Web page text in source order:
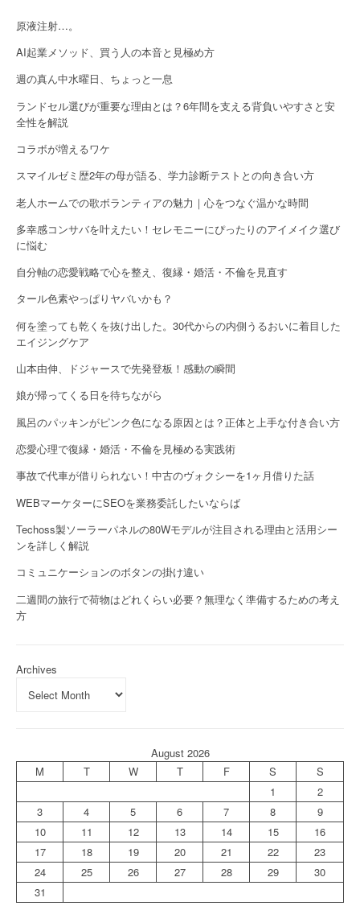
i
g
a
t
i
o
n
原液注射…。
AI起業メソッド、買う人の本音と見極め方
週の真ん中水曜日、ちょっと一息
ランドセル選びが重要な理由とは？6年間を支える背負いやすさと安
全性を解説
コラボが増えるワケ
スマイルゼミ歴2年の母が語る、学力診断テストとの向き合い方
老人ホームでの歌ボランティアの魅力｜心をつなぐ温かな時間
多幸感コンサバを叶えたい！セレモニーにぴったりのアイメイク選び
に悩む
自分軸の恋愛戦略で心を整え、復縁・婚活・不倫を見直す
タール色素やっぱりヤバいかも？
何を塗っても乾くを抜け出した。30代からの内側うるおいに着目した
エイジングケア
山本由伸、ドジャースで先発登板！感動の瞬間
娘が帰ってくる日を待ちながら
風呂のパッキンがピンク色になる原因とは？正体と上手な付き合い方
恋愛心理で復縁・婚活・不倫を見極める実践術
事故で代車が借りられない！中古のヴォクシーを1ヶ月借りた話
WEBマーケターにSEOを業務委託したいならば
Techoss製ソーラーパネルの80Wモデルが注目される理由と活用シー
ンを詳しく解説
コミュニケーションのボタンの掛け違い
二週間の旅行で荷物はどれくらい必要？無理なく準備するための考え
方
Archives
August 2026
M
T W T F S
S
1
2
3
4 5 6 7 8
9
10
11 12 13 14 15
16
17
18 19 20 21 22
23
24
25 26 27 28 29
30
31